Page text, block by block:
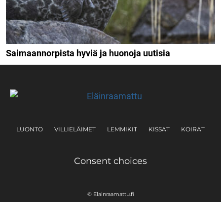
Saimaannorpista hyviä ja huonoja uutisia
LUONTO VILLIELÄIMET LEMMIKIT KISSAT KOIRAT
Consent choices
© Elainraamattu.fi